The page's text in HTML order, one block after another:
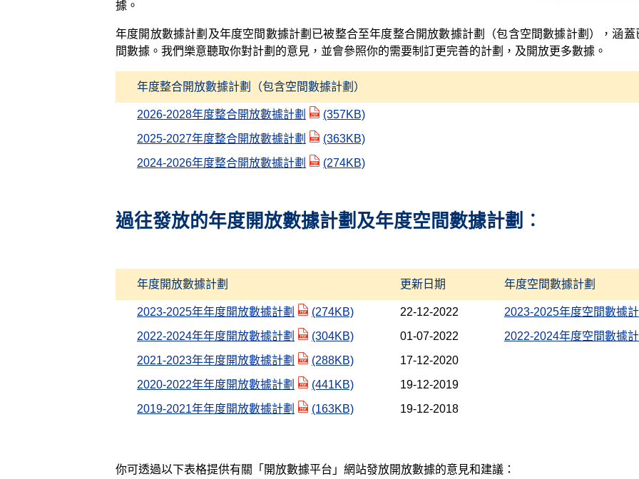
據。
年度開放數據計劃及年度空間數據計劃已被整合至年度整合開放數據計劃（包含空間數據計劃），涵
間數據。我們樂意聽取你對計劃的意見，並會參照你的需要制訂更完善的計劃，及開放更多數據。
年度整合開放數據計劃（包含空間數據計劃）
2026-2028年度整合開放數據計劃 (357KB)
2025-2027年度整合開放數據計劃
(363KB)
2024-2026年度整合開放數據計劃
(274KB)
過往發放的年度開放數據計劃及年度空間數據計劃︰
年度開放數據計劃 更新日期 年度空間數據計劃
2023-2025年年度開放數據計劃 (274KB) 22-12-2022 2023-2025年度空間數據計
2022-2024年年度開放數據計劃
(304KB) 01-07-2022 2022-2024年度空間數據計
2021-2023年年度開放數據計劃
(288KB)
17-12-2020
2020-2022年年度開放數據計劃
(441KB)
19-12-2019
2019-2021年年度開放數據計劃
(163KB) 19-12-2018
你可透過以下表格提供有關「開放數據平台」網站發放開放數據的意見和建議：